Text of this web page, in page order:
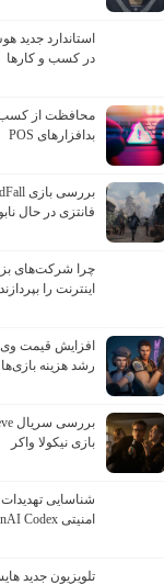
استاندارد
در کسب و کارها
محافظت از کسب
بدافزارهای POS
فانتزی در حال
چرا شرکت‌های
اینترنت را بپردازند
افزایش قیمت وی
رشد هزینه بازی‌ها
بازی نیکولا واکر
شناسایی تهدیدات
امنیتی OpenAI Codex